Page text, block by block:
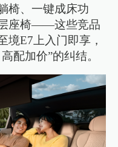
椅、一键成床功
座椅——这些竞品
境E7上入门即享，
配加价”的纠结。